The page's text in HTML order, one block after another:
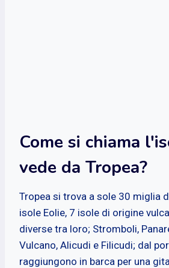
Come si chiama
vede da Tropea?
Tropea si trova a sole 30 miglia
isole Eolie, 7 isole di origine
diverse tra loro; Stromboli,
Vulcano, Alicudi e Filicudi; dal
raggiungono in barca per una